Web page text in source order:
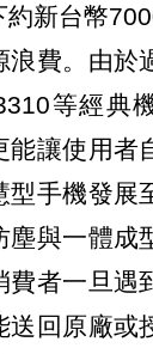
新台幣
浪費。由於
等經典
能讓使用者
型手機發展
塵與一體成
費者一旦遇
回原廠或